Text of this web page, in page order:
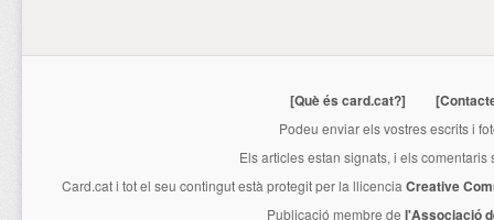
[Què és card.cat?]
Podeu enviar els vostres escrits i
Els articles estan signats, i els
Card.cati tot el seu contingut està protegit per la llicencia Creative
Publicació membre de l'Associació